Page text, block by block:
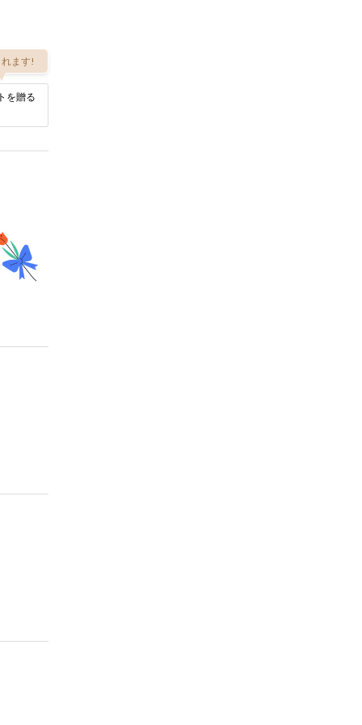
ます!
を贈る